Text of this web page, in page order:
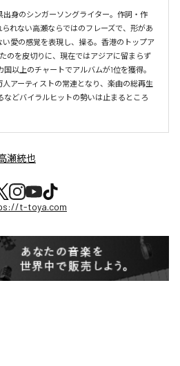
出身のシンガーソングライター。作詞・作
れない高瀬ならではのフレーズで、形があ
愛の感覚を表現し、操る。香港のトップア
のを皮切りに、現在ではアジアに留まらず
以上のチャートでアルバムが1位を獲得。
アーティストの常連となり、楽曲の総再生
どバイラルヒットの勢いは止まるところ
瀬統也
t-toya.com